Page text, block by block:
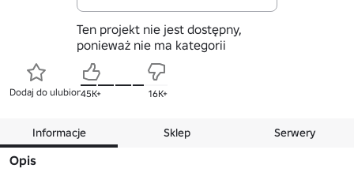
Ten projekt nie jest dostępny,
ponieważ nie ma kategorii
Dodaj do ulubionych
45K+ 16K+
Informacje Sklep Serwery
Opis